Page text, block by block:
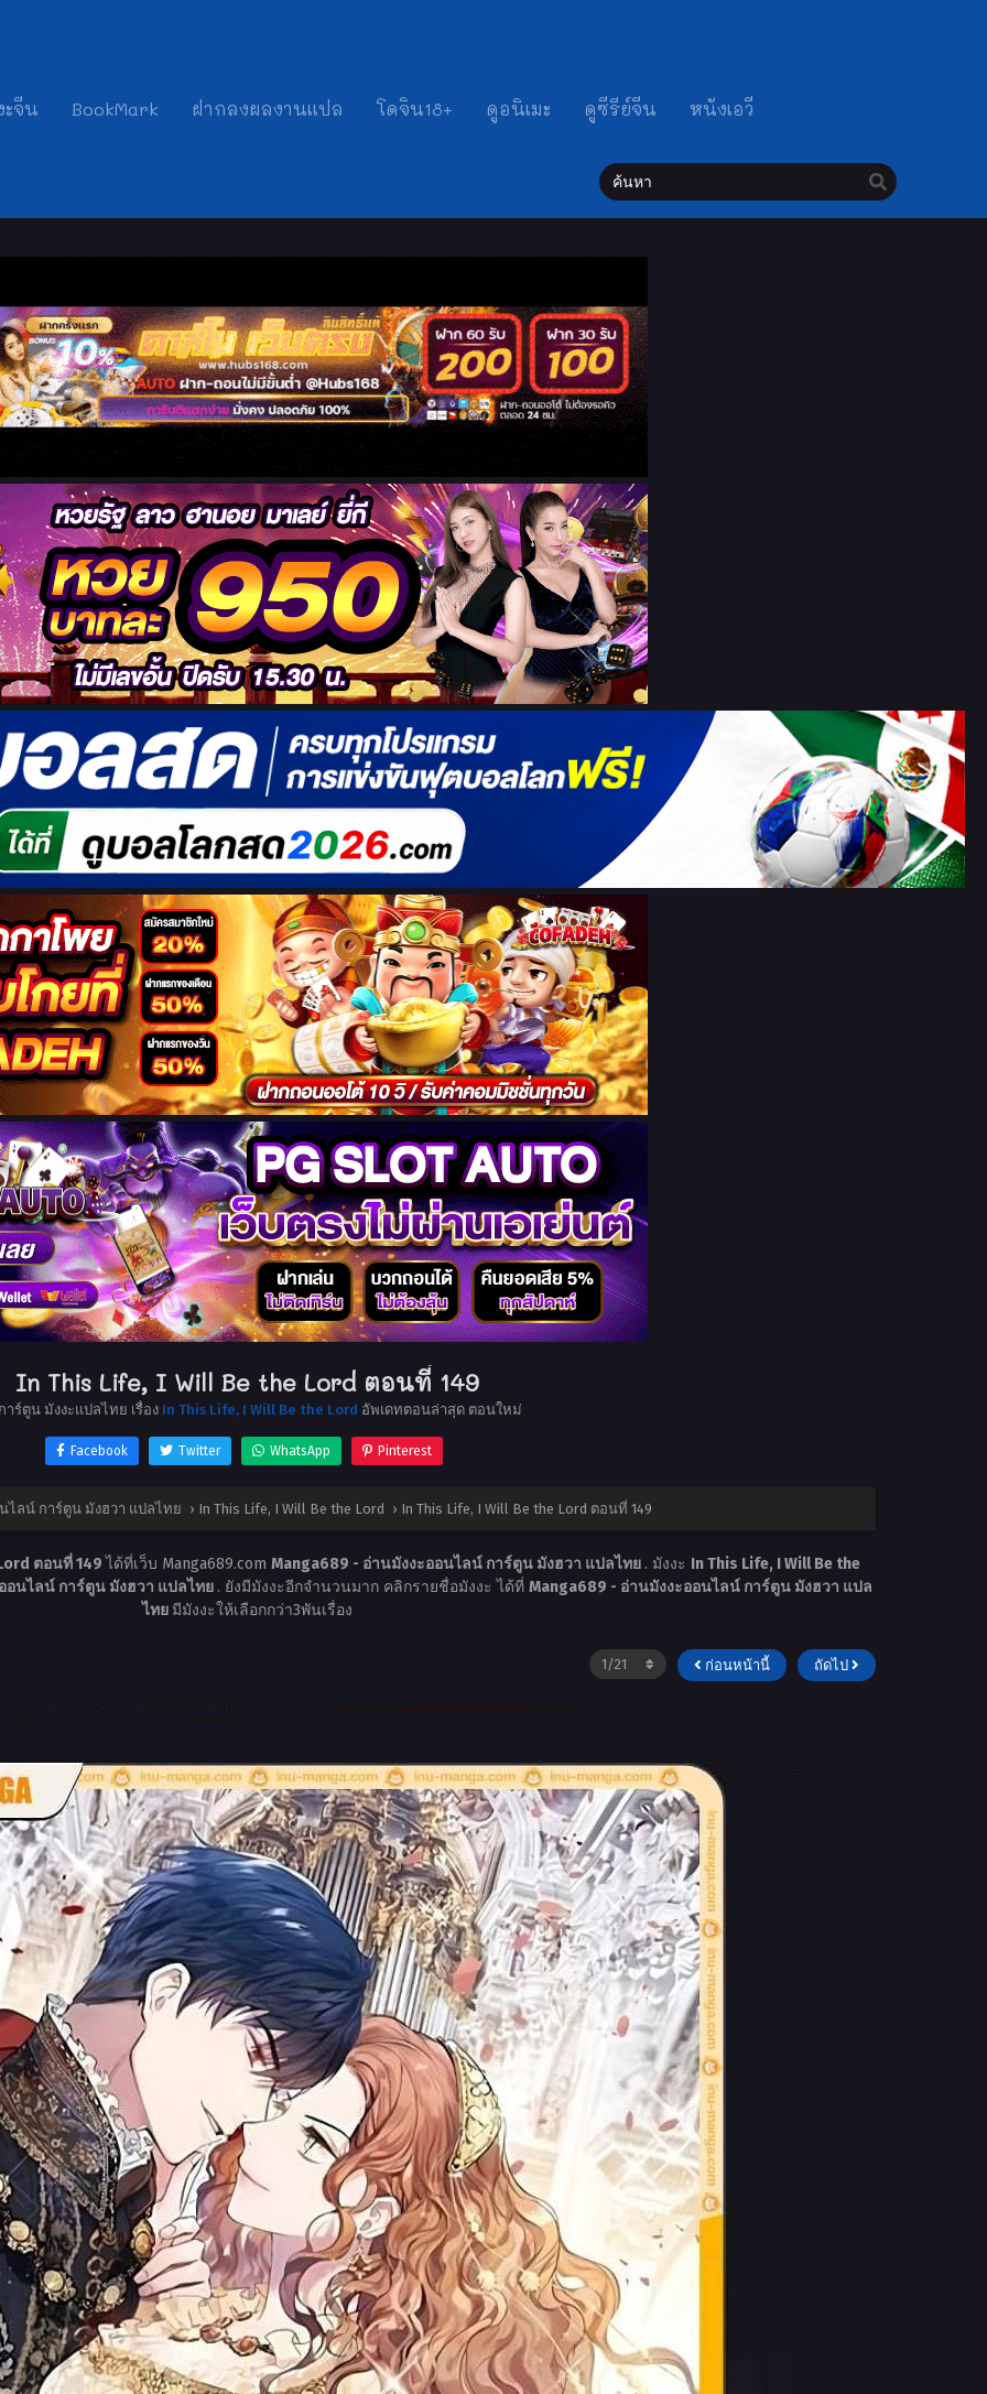
ะจีน BookMark ฝากลงผลงานแปล โดจิน18+ ดูอนิเมะ ดูซีรีย์จีน หนังเอวี
In This Life, I Will Be the Lord ตอนที่ 149
าร์ตูน มังงะแปลไทย เรื่อง In This Life, I Will Be the Lord อัพเดทตอนล่าสุด ตอนใหม่
Facebook Twitter WhatsApp Pinterest
ไลน์ การ์ตูน มังฮวา แปลไทย › In This Life, I Will Be the Lord › In This Life, I Will Be the Lord ตอนที่ 149
ตอนที่ 149ได้ที่เว็บ Manga689.com Manga689 - อ่านมังงะออนไลน์ การ์ตูน มังฮวา แปลไทย . มังงะ In This Life, I Will Be the
อนไลน์ การ์ตูน มังฮวา แปลไทย . ยังมีมังงะอีกจำนวนมาก คลิกรายชื่อมังงะ ได้ที่ Manga689 - อ่านมังงะออนไลน์ การ์ตูน มังฮวา แปล
ไทย มีมังงะให้เลือกกว่า3พันเรื่อง
ก่อนหน้านี้ ถัดไป